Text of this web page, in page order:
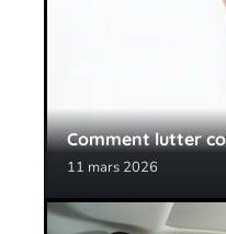
Comment lutter
11 mars 2026